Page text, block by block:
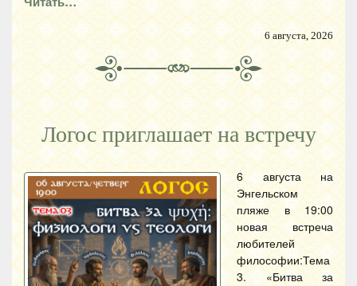
6 августа, 2026
Логос приглашает на встречу
6 августа на
Энгельском
пляже в 19:00
новая встреча
любителей
философии:Тема
3. «Битва за